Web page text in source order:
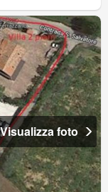
Visualizza foto